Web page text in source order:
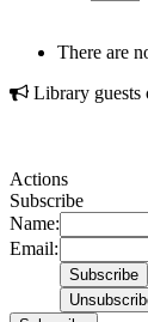
There are
Library guests
Actions
Subscribe
Name:
Email: